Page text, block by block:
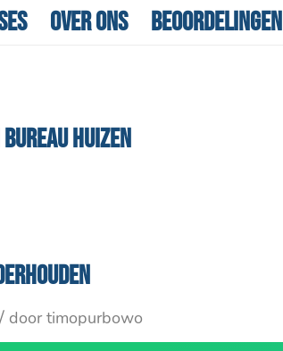
Over ons Beoordelingen
HUIZEN
/ doortimopurbowo